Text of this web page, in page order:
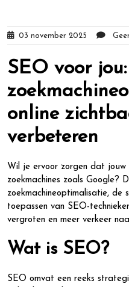
03 november 2025
SEO voor
online
verbeteren
Wil je ervoor zorgen dat
zoekmachines zoals Google?
zoekmachineoptimalisatie, de
toepassen van SEO-
vergroten en meer verkeer
Wat is SEO?
SEO omvat een reeks